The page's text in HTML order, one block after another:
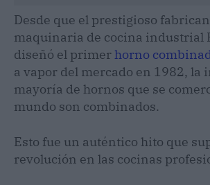
Desde que el prestigioso
maquinaria de cocina industrial
diseñó el primerhorno
a vapor del mercado en 1982, la
mayoría de hornos que se
mundo son combinados.
Esto fue un auténtico hito que
revolución en las cocinas